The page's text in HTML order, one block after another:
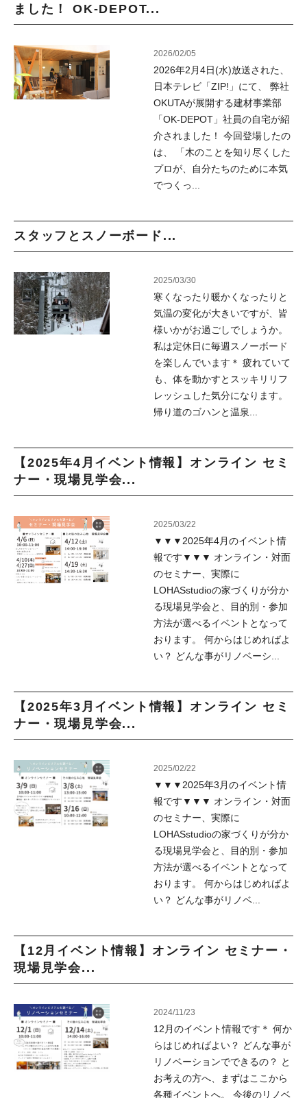
ました！ OK-DEPOT...
2026/02/05
2026年2月4日(水)放送された、
日本テレビ「ZIP!」にて、 弊社
OKUTAが展開する建材事業部
「OK-DEPOT」社員の自宅が紹
介されました！ 今回登場したの
は、 「木のことを知り尽くした
プロが、自分たちのために本気
でつくっ...
スタッフとスノーボード...
2025/03/30
寒くなったり暖かくなったりと
気温の変化が大きいですが、皆
様いかがお過ごしでしょうか。
私は定休日に毎週スノーボード
を楽しんでいます＊ 疲れていて
も、体を動かすとスッキリリフ
レッシュした気分になります。
帰り道のゴハンと温泉...
【2025年4月イベント情報】オンライン セミ
ナー・現場見学会...
2025/03/22
▼▼▼2025年4月のイベント情
報です▼▼▼ オンライン・対面
のセミナー、実際に
LOHASstudioの家づくりが分か
る現場見学会と、目的別・参加
方法が選べるイベントとなって
おります。 何からはじめればよ
い？ どんな事がリノベーシ...
【2025年3月イベント情報】オンライン セミ
ナー・現場見学会...
2025/02/22
▼▼▼2025年3月のイベント情
報です▼▼▼ オンライン・対面
のセミナー、実際に
LOHASstudioの家づくりが分か
る現場見学会と、目的別・参加
方法が選べるイベントとなって
おります。 何からはじめればよ
い？ どんな事がリノベ...
【12月イベント情報】オンライン セミナー・
現場見学会...
2024/11/23
12月のイベント情報です＊ 何か
らはじめればよい？ どんな事が
リノベーションでできるの？ と
お考えの方へ、まずはここから
各種イベントへ。 今後のリノベ